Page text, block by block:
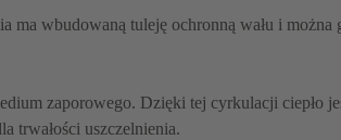
ma wbudowaną tuleję ochronną wału i
zaporowego. Dzięki tej cyrkulacji ciepło
trwałości uszczelnienia.